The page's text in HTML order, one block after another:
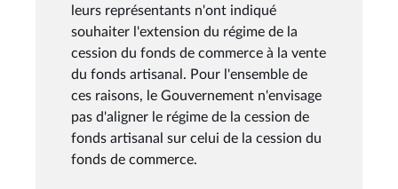
leurs représentants n'ont indiqué
souhaiter l'extension du régime de la
cession du fonds de commerce à la vente
du fonds artisanal. Pour l'ensemble de
ces raisons, le Gouvernement n'envisage
pas d'aligner le régime de la cession de
fonds artisanal sur celui de la cession du
fonds de commerce.